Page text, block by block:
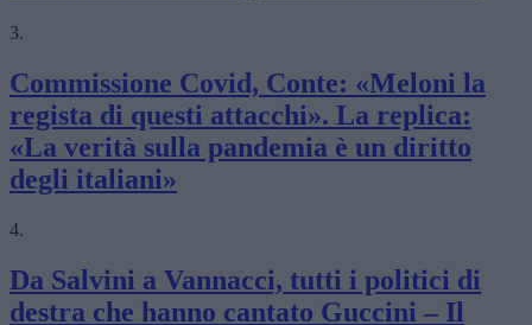
3.
Commissione Covid, Conte: «Meloni la
regista di questi attacchi». La replica:
«La verità sulla pandemia è un diritto
degli italiani»
4.
Da Salvini a Vannacci, tutti i politici di
destra che hanno cantato Guccini – Il